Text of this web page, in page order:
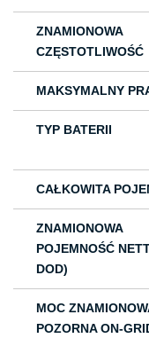
ZNAMIONOWA
CZĘSTOTLIWOŚĆ
MAKSYMALNY
TYP BATERII
CAŁKOWITA
ZNAMIONOWA
POJEMNOŚĆ
DOD)
MOC
POZORNA ON-